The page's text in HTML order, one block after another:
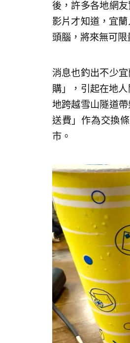
後，許多各地網
影片才知道，宜
頭腦，將來無可限
消息也釣出不少
購」，引起在地
地跨越雪山隧道
送費」作為交換
市。